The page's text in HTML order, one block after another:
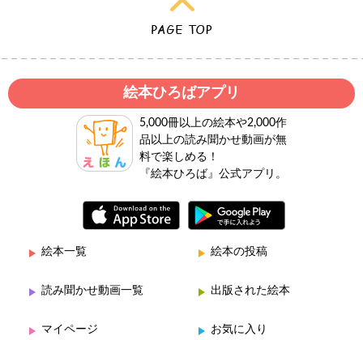
絵本ひろばアプリ
5,000冊以上の絵本や2,000作
品以上の読み聞かせ動画が無
料で楽しめる！
『絵本ひろば』公式アプリ。
絵本一覧 絵本の投稿
読み聞かせ動画一覧 出版された絵本
マイページ お気に入り